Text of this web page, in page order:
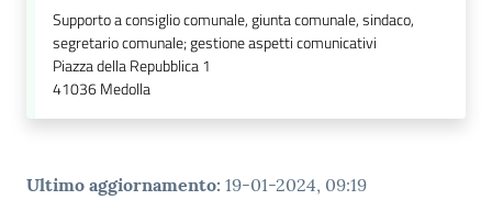
Supporto a consiglio comunale, giunta comunale, sindaco,
segretario comunale; gestione aspetti comunicativi
Piazza della Repubblica 1
41036Medolla
Ultimo aggiornamento: 19-01-2024, 09:19